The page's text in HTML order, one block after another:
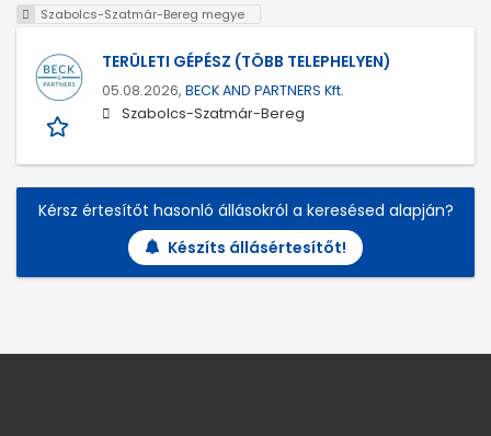
Szabolcs-Szatmár-Bereg megye
TERÜLETI GÉPÉSZ (TÖBB TELEPHELYEN)
05.08.2026, BECK AND PARTNERS Kft.
Szabolcs-Szatmár-Bereg
Kérsz értesítőt hasonló állásokról a keresésed alapján?
Készíts állásértesítőt!